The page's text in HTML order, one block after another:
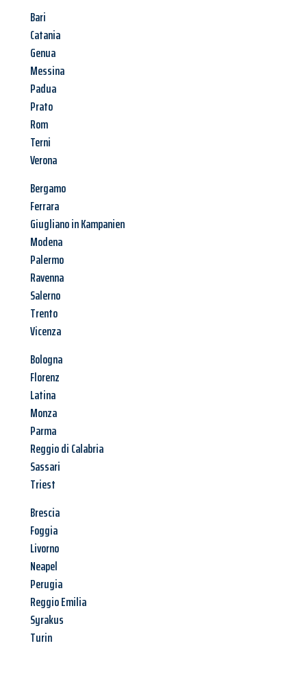
Bari
Catania
Genua
Messina
Padua
Prato
Rom
Terni
Verona
Bergamo
Ferrara
Giugliano in Kampanien
Modena
Palermo
Ravenna
Salerno
Trento
Vicenza
Bologna
Florenz
Latina
Monza
Parma
Reggio di Calabria
Sassari
Triest
Brescia
Foggia
Livorno
Neapel
Perugia
Reggio Emilia
Syrakus
Turin